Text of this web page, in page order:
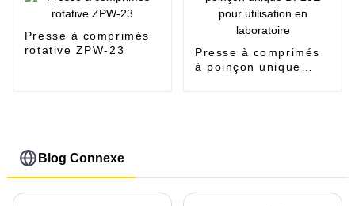
Presse à comprimés
rotative ZPW-23
Presse à comprimés
à poinçon unique
Blog Connexe